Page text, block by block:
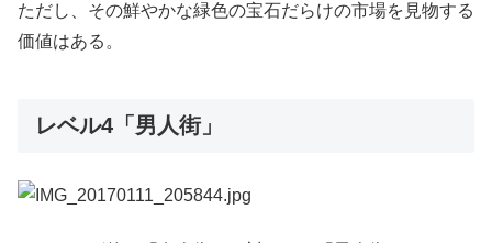
ただし、その鮮やかな緑色の宝石だらけの市場を見物する
価値はある。
レベル4「男人街」